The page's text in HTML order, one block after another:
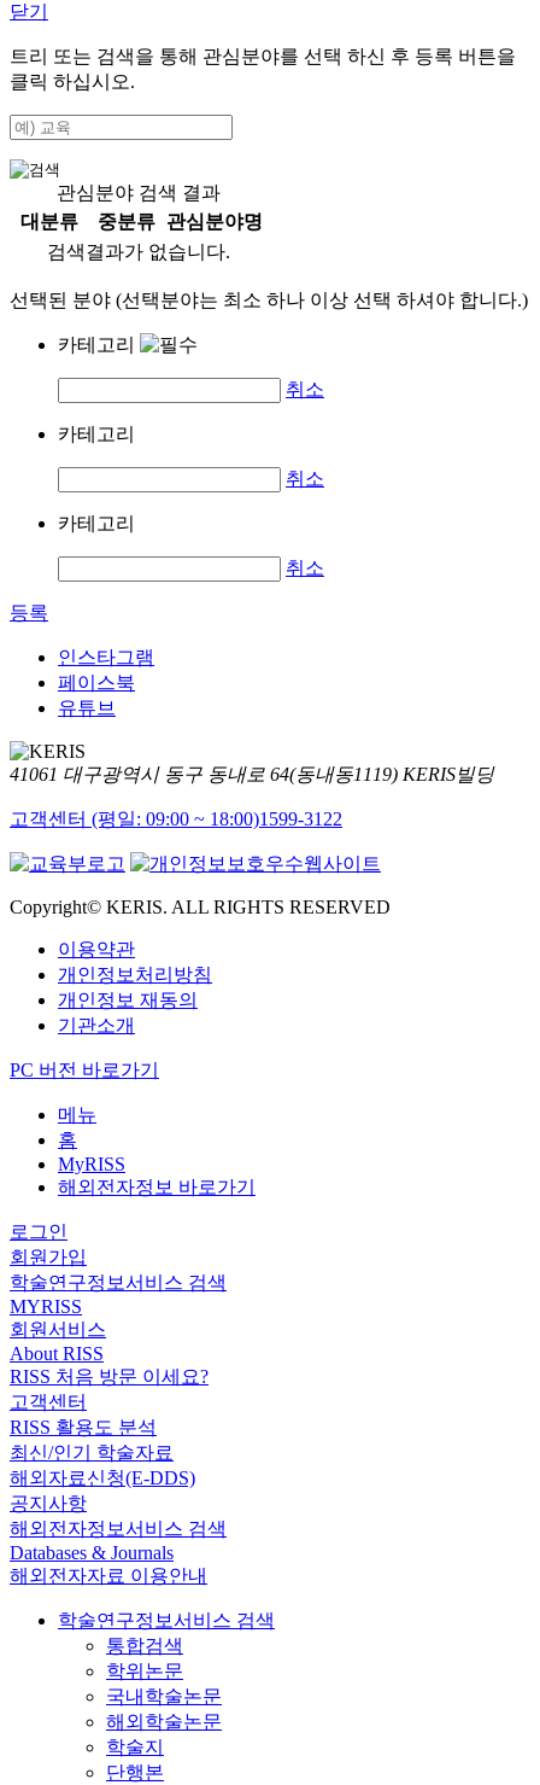
닫기
트리 또는 검색을 통해 관심분야를 선택 하신 후 등록 버튼을
클릭 하십시오.
관심분야 검색 결과
대분류
중분류
관심분야명
검색결과가 없습니다.
선택된 분야 (선택분야는 최소 하나 이상 선택 하셔야 합니다.)
카테고리
취소
카테고리
취소
카테고리
취소
등록
인스타그램
페이스북
유튜브
41061 대구광역시 동구 동내로 64(동내동1119) KERIS빌딩
고객센터 (평일: 09:00 ~ 18:00)1599-3122
Copyright© KERIS. ALL RIGHTS RESERVED
이용약관
개인정보처리방침
개인정보 재동의
기관소개
PC 버전 바로가기
메뉴
홈
MyRISS
해외전자정보 바로가기
로그인
회원가입
학술연구정보서비스 검색
MYRISS
회원서비스
About RISS
RISS 처음 방문 이세요?
고객센터
RISS 활용도 분석
최신/인기 학술자료
해외자료신청(E-DDS)
공지사항
해외전자정보서비스 검색
Databases & Journals
해외전자자료 이용안내
학술연구정보서비스 검색
통합검색
학위논문
국내학술논문
해외학술논문
학술지
단행본